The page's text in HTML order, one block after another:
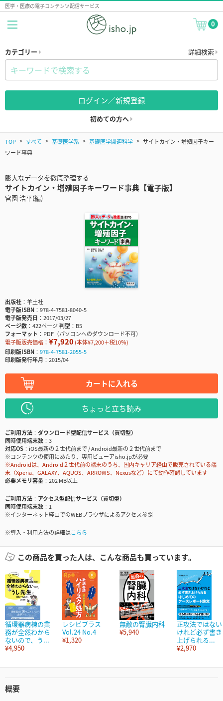
医学・医療の電子コンテンツ配信サービス
0
カテゴリー 詳細検索
ログイン／新規登録
初めての方へ
TOP すべて 基礎医学系 基礎医学関連科学
サイトカイン・増殖因子キー
ワード事典
膨大なデータを徹底整理する
サイトカイン・増殖因子キーワード事典【電子版】
宮園 浩平(編)
出版社
羊土社
電子版ISBN
978-4-7581-8040-5
電子版発売日
2017/03/27
ページ数
422ページ判型
B5
フォーマット
PDF（パソコンへのダウンロード不可）
電子版販売価格： ¥7,920(本体¥7,200＋税10％)
印刷版ISBN
978-4-7581-2055-5
印刷版発行年月
2015/04
カートに入れる
ちょっと立ち読み
ご利用方法
ダウンロード型配信サービス（買切型）
同時使用端末数
3
対応OS
iOS最新の２世代前まで / Android最新の２世代前まで
※コンテンツの使用にあたり、専用ビューアisho.jpが必要
※Androidは、Android２世代前の端末のうち、国内キャリア経由で販売されている端
末（Xperia、GALAXY、AQUOS、ARROWS、Nexusなど）にて動作確認しています
必要メモリ容量
202 MB以上
ご利用方法
アクセス型配信サービス（買切型）
同時使用端末数
1
※インターネット経由でのWEBブラウザによるアクセス参照
※導入・利用方法の詳細はこちら
この商品を買った人は、こんな商品も買っています。
循環器病棟の業
務が全然わから
ないので、う...
¥4,950
レシピプラス
Vol.24 No.4
¥1,320
無敵の腎臓内科
¥5,940
正攻法ではない
けれど必ず書き
上げられる...
¥2,970
概要